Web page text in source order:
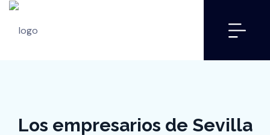
Los empresarios de Sevilla